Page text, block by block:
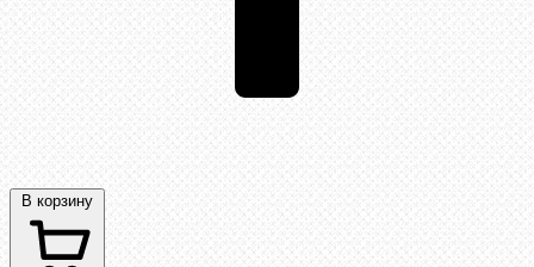
В корзину